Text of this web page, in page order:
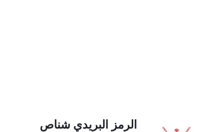
الرمز البريدي شناص